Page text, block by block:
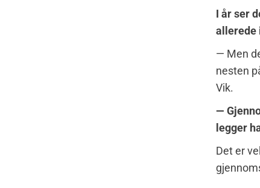
I år ser
allerede
— Men
nesten
Vik.
—
legger
Det er